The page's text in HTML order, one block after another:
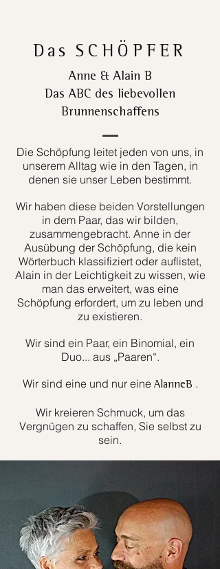
Das SCHÖPFER
Anne & Alain B
Das ABC des liebevollen
Brunnenschaffens
Die Schöpfung leitet jeden von uns, in
unserem Alltag wie in den Tagen, in
denen sie unser Leben bestimmt.
Wir haben diese beiden Vorstellungen
in dem Paar, das wir bilden,
zusammengebracht. Anne in der
Ausübung der Schöpfung, die kein
Wörterbuch klassifiziert oder auflistet,
Alain in der Leichtigkeit zu wissen, wie
man das erweitert, was eine
Schöpfung erfordert, um zu leben und
zu existieren.
Wir sind ein Paar, ein Binomial, ein
Duo... aus „Paaren“.
Wir sind eine und nur eine AlanneB .
Wir kreieren Schmuck, um das
Vergnügen zu schaffen, Sie selbst zu
sein.